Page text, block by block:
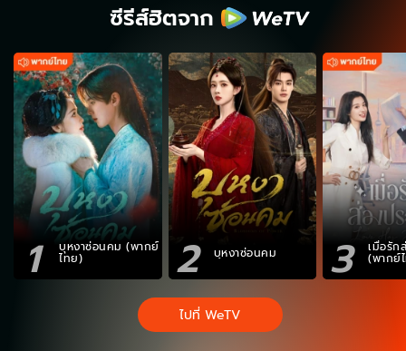
ซีรีส์ฮิตจาก
1 บุหงาซ่อนคม (พากย์
ไทย) 2 บุหงาซ่อนคม 3 เมื่อรัก
(พากย์
ไปที่ WeTV